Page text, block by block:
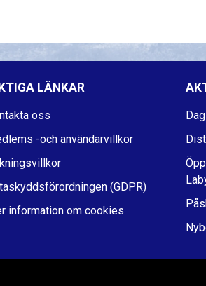
LÄNKAR
oss
-och användarvillkor
(GDPR)
information om cookies